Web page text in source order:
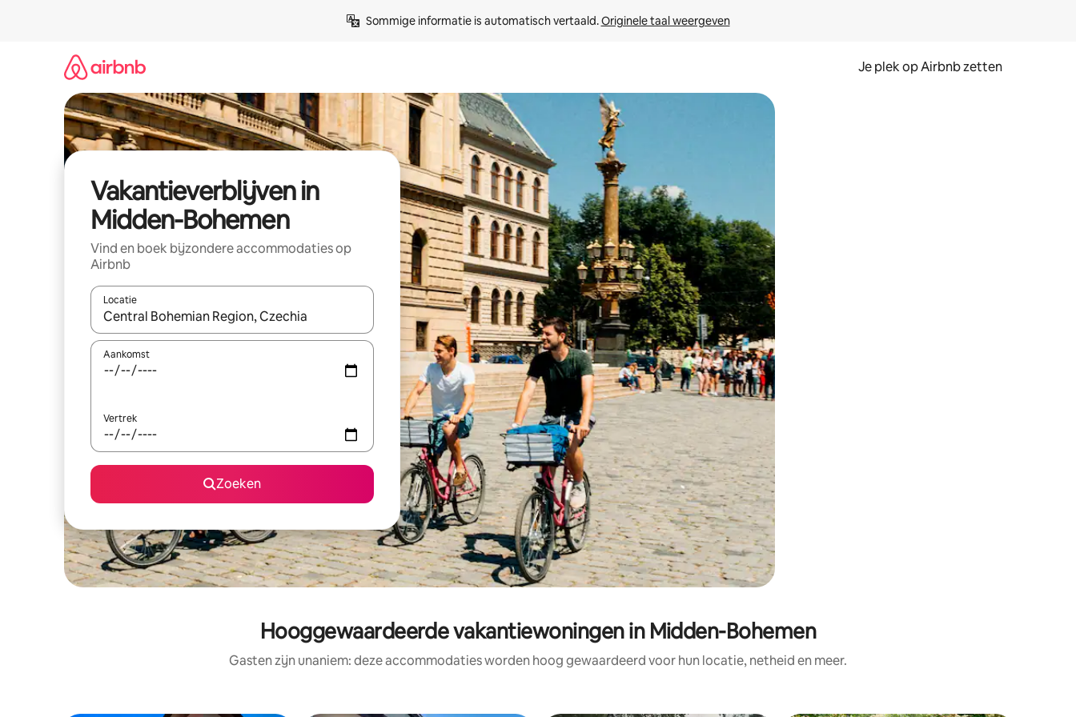
Sommige informatie is automatisch vertaald. Originele taal weergeven
Je plek op Airbnb zetten
Vakantieverblijven in
Midden-Bohemen
Vind en boek bijzondere accommodaties op
Airbnb
Locatie
Wanneer er resultaten beschikbaar zijn, maak je een keuze met je de pijltjestoetsen omhoog en omlaag, óf door te tikken of swipen.
Aankomst
Vertrek
Zoeken
Hooggewaardeerde vakantiewoningen in Midden-Bohemen
Gasten zijn unaniem: deze accommodaties worden hoog gewaardeerd voor hun locatie, netheid en meer.